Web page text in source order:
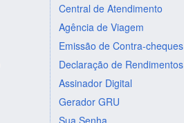
Central de Atendimento
Agência de Viagem
Emissão de Contra-cheques
Declaração de Rendimentos
Assinador Digital
Gerador GRU
Sua Senha